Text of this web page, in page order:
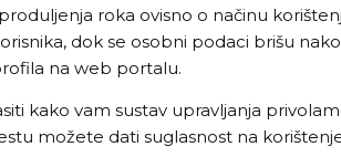
roka ovisno o načinu
dok se osobni podaci brišu
na web portalu.
kako vam sustav upravljanja
možete dati suglasnost na